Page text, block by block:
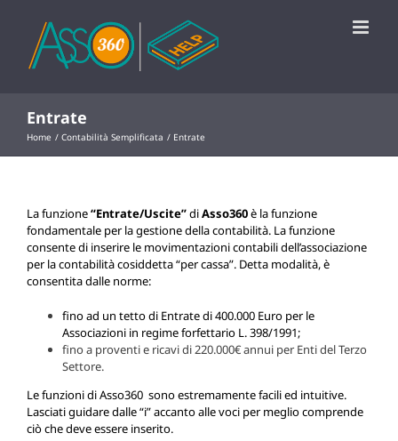
contenuto
Entrate
Home Contabilità Semplificata Entrate
La funzione“Entrate/Uscite”diAsso360è la funzione
fondamentale per la gestione della contabilità. La funzione
consente di inserire le movimentazioni contabili dell’associazione
per la contabilità cosiddetta “per cassa”. Detta modalità, è
consentita dalle norme:
fino ad un tetto di Entrate di 400.000 Euro per le
Associazioni in regime forfettario L. 398/1991;
fino a proventi e ricavi di 220.000€ annui per Enti del Terzo
Settore.
Le funzioni di Asso360 sono estremamente facili ed intuitive.
Lasciati guidare dalle “i” accanto alle voci per meglio comprende
ciò che deve essere inserito.